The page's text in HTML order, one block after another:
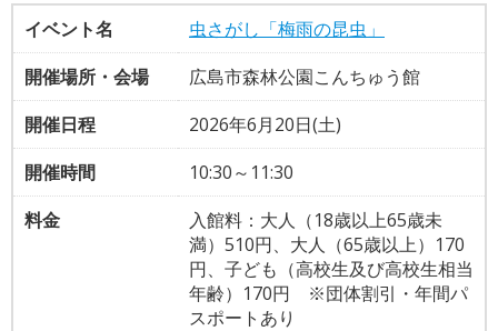
イベント名
虫さがし「梅雨の昆虫」
開催場所・会場
広島市森林公園こんちゅう館
開催日程
2026年6月20日(土)
開催時間
10:30～11:30
料金
入館料：大人（18歳以上65歳未
満）510円、大人（65歳以上）170
円、子ども（高校生及び高校生相当
年齢）170円 ※団体割引・年間パ
スポートあり